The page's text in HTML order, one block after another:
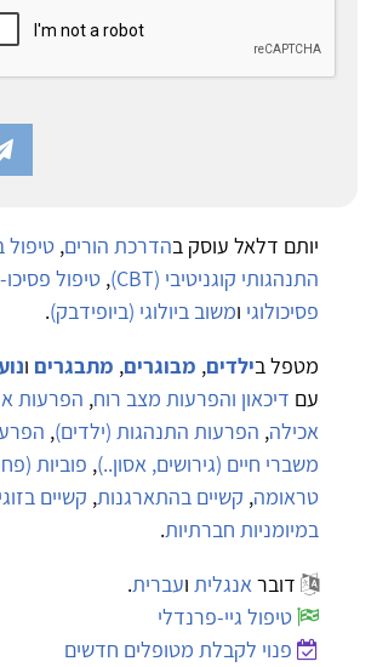
יותם דלאל עוסק בהדרכת הורים,
התנהגותי קוגניטיבי (CBT)
, טיפול
פסיכולוגי ומשוב ביולוגי (ביופידבק).
מטפל בילדים, מבוגרים, מתבגרים ו
עם דיכאון והפרעות מצב רוח, הפרעות
אכילה, הפרעות התנהגות (ילדים),
משברי חיים (גירושים, אסון..), פוביות
טראומה, קשיים בהתארגנות, קשיים
במיומניות חברתיות.
דובראנגלית ועברית.
טיפול גיי-פרנדלי
פנוי לקבלת מטופלים חדשים